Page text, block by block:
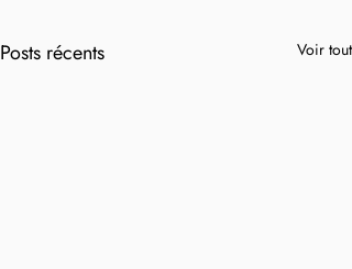
Posts récents Voir tout